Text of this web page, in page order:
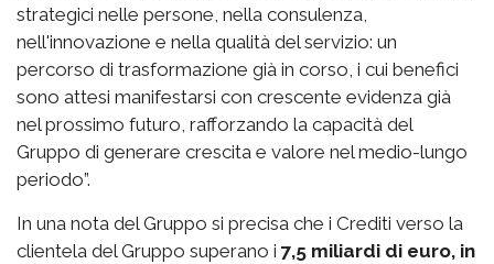
strategici nelle persone, nella consulenza,
nell'innovazione e nella qualità del servizio: un
percorso di trasformazione già in corso, i cui benefici
sono attesi manifestarsi con crescente evidenza già
nel prossimo futuro, rafforzando la capacità del
Gruppo di generare crescita e valore nel medio-lungo
periodo”.
In una nota del Gruppo si precisa che i Crediti verso la
clientela del Gruppo superano i 7,5 miliardi di euro, in